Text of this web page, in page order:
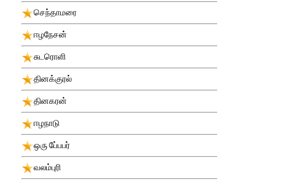
செந்தாமரை
ஈழநேசன்
சுடரொளி
தினக்குரல்
தினகரன்
ஈழநாடு
ஒரு பே்பபர்
வலம்புரி